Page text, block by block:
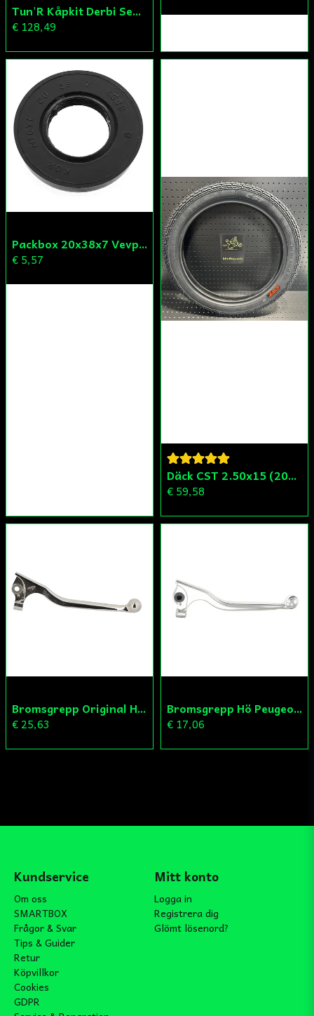
Tun'R Kåpkit Derbi Senda
€ 128,49
Packbox 20x38x7 Vevparti Derbi (original)
€ 5,57
Däck CST 2.50x15 (20x250) Compact/Scoper/Mamba/Flakmoped
€ 59,58
Bromsgrepp Original Hö Peugeot Ludix/Speedfight/Vivacity
€ 25,63
Bromsgrepp Hö Peugeot Ludix/Speedfight/Vivacity
€ 17,06
Kundservice
Om oss
SMARTBOX
Frågor & Svar
Tips & Guider
Retur
Köpvillkor
Cookies
GDPR
Mitt konto
Logga in
Registrera dig
Glömt lösenord?